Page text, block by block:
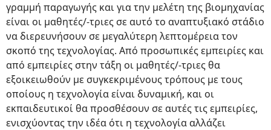
γραμμή παραγωγής και για την μελέτη της βιομηχανίας
είναι οι μαθητές/-τριες σε αυτό το αναπτυξιακό στάδιο
να διερευνήσουν σε μεγαλύτερη λεπτομέρεια τον
σκοπό της τεχνολογίας. Από προσωπικές εμπειρίες και
από εμπειρίες στην τάξη οι μαθητές/-τριες θα
εξοικειωθούν με συγκεκριμένους τρόπους με τους
οποίους η τεχνολογία είναι δυναμική, και οι
εκπαιδευτικοί θα προσθέσουν σε αυτές τις εμπειρίες,
ενισχύοντας την ιδέα ότι η τεχνολογία αλλάζει